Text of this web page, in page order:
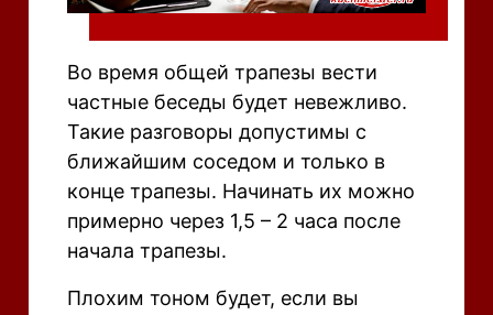
Во время общей трапезы вести
частные беседы будет невежливо.
Такие разговоры допустимы с
ближайшим соседом и только в
конце трапезы. Начинать их можно
примерно через 1,5 – 2 часа после
начала трапезы.
Плохим тоном будет, если вы